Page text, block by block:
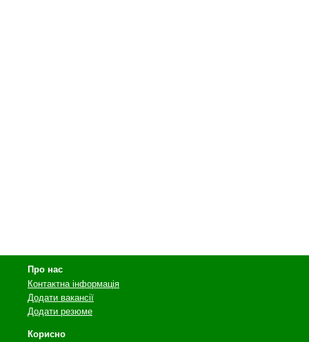
Про нас
Контактна інформація
Додати вакансії
Додати резюме
Корисно